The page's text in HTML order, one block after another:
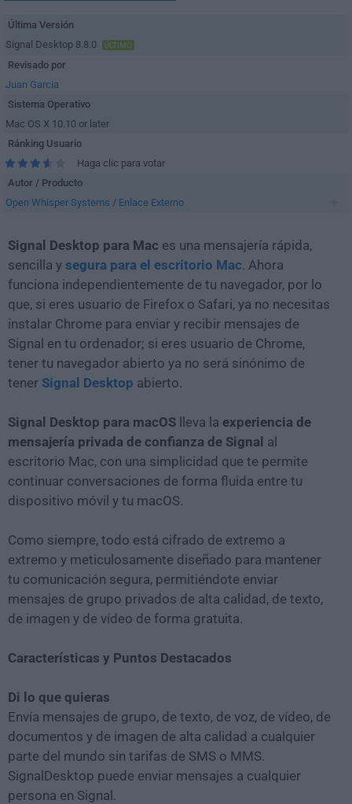
Última Versión
Signal Desktop 8.8.0
ÚLTIMO
Revisado por
Juan Garcia
Sistema Operativo
Mac OS X 10.10 or later
Ránking Usuario
Haga clic para votar
Autor / Producto
Open Whisper Systems / Enlace Externo
Signal Desktop para Mac es una mensajería rápida,
sencilla y segura para el escritorio Mac. Ahora
funciona independientemente de tu navegador, por lo
que, si eres usuario de Firefox o Safari, ya no necesitas
instalar Chrome para enviar y recibir mensajes de
Signal en tu ordenador; si eres usuario de Chrome,
tener tu navegador abierto ya no será sinónimo de
tener Signal Desktop abierto.
Signal Desktop para macOS lleva la experiencia de
mensajería privada de confianza de Signal al
escritorio Mac, con una simplicidad que te permite
continuar conversaciones de forma fluida entre tu
dispositivo móvil y tu macOS.
Como siempre, todo está cifrado de extremo a
extremo y meticulosamente diseñado para mantener
tu comunicación segura, permitiéndote enviar
mensajes de grupo privados de alta calidad, de texto,
de imagen y de vídeo de forma gratuita.
Características y Puntos Destacados
Di lo que quieras
Envía mensajes de grupo, de texto, de voz, de vídeo, de
documentos y de imagen de alta calidad a cualquier
parte del mundo sin tarifas de SMS o MMS.
SignalDesktop puede enviar mensajes a cualquier
persona en Signal.